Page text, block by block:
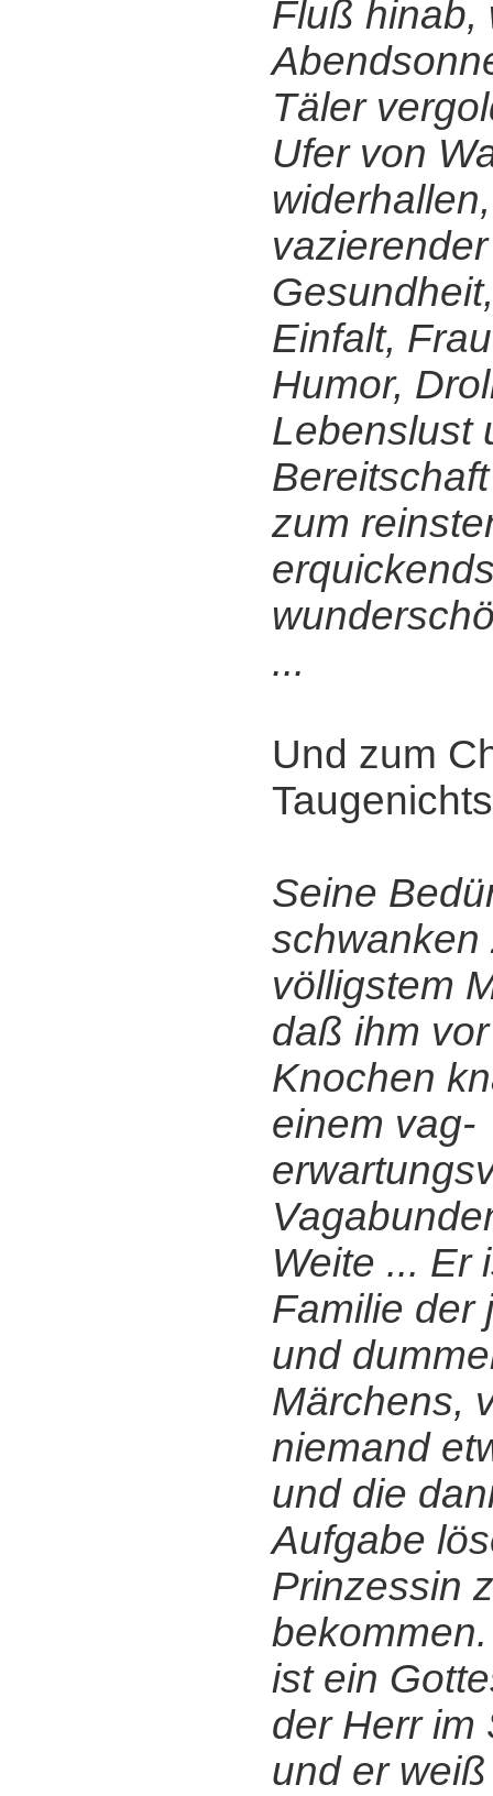
Fluß hinab,
Täler
Ufer von
Einfalt,
Humor,
Lebenslust
zum
...
Und zum
Seine
schwanken
völligstem
daß ihm
Knochen
einem vag-
Weite ... Er
Familie der
und
Märchens,
niemand
und die
Aufgabe
Prinzessin
ist ein
der Herr im
und er